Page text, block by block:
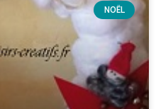
NOËL